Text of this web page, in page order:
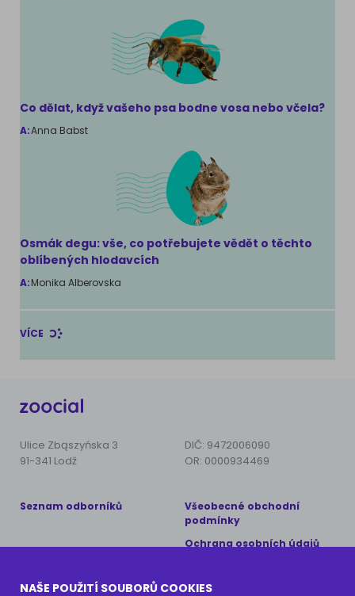
Co dělat, když vašeho psa bodne vosa nebo včela?
A:Anna Babst
Osmák degu: vše, co potřebujete vědět o těchto
oblíbených hlodavcích
A:Monika Alberovska
VÍCE
Ulice Zbąszyńska 3
91-341 Lodž
DIČ: 9472006090
OR: 0000934469
Seznam odborníků
Všeobecné obchodní
podmínky
Ochrana osobních údajů
Copyright © 2024 AnimalCare
NAŠE POUŽITÍ SOUBORŮ COOKIES